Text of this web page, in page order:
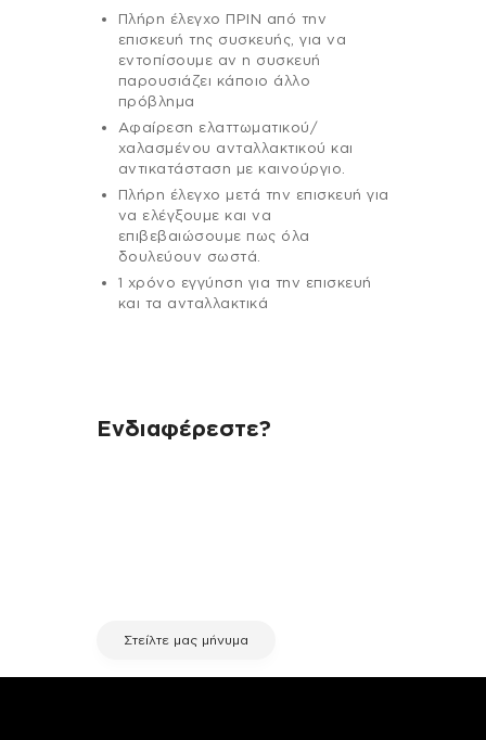
Πλήρη έλεγχο ΠΡΙΝ από την
επισκευή της συσκευής, για να
εντοπίσουμε αν η συσκευή
παρουσιάζει κάποιο άλλο
πρόβλημα
Αφαίρεση ελαττωματικού/
χαλασμένου ανταλλακτικού και
αντικατάσταση με καινούργιο.
Πλήρη έλεγχο μετά την επισκευή για
να ελέγξουμε και να
επιβεβαιώσουμε πως όλα
δουλεύουν σωστά.
1 χρόνο εγγύηση για την επισκευή
και τα ανταλλακτικά
Ενδιαφέρεστε?
Στείλτε μας μήνυμα